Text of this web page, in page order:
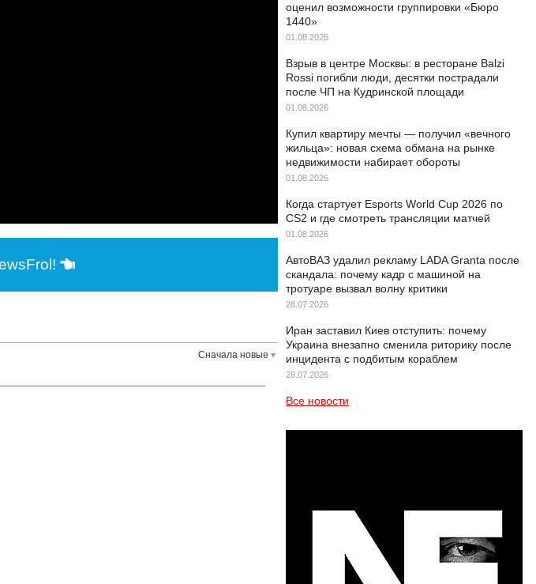
Сначала новые
оценил возможности группировки «Бюро
1440»
01.08.2026
Взрыв в центре Москвы: в ресторане Balzi
Rossi погибли люди, десятки пострадали
после ЧП на Кудринской площади
01.08.2026
Купил квартиру мечты — получил «вечного
жильца»: новая схема обмана на рынке
недвижимости набирает обороты
01.08.2026
Когда стартует Esports World Cup 2026 по
CS2 и где смотреть трансляции матчей
01.08.2026
АвтоВАЗ удалил рекламу LADA Granta после
скандала: почему кадр с машиной на
тротуаре вызвал волну критики
28.07.2026
Иран заставил Киев отступить: почему
Украина внезапно сменила риторику после
инцидента с подбитым кораблем
28.07.2026
Все новости